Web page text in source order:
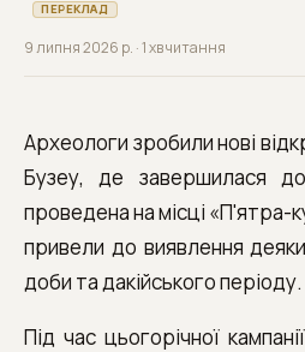
ПЕРЕКЛАД
9 липня 2026 р. · 1 хв читання
Археологи зробили нові
Бузеу, де завершилася
проведена на місці «П'ятра-
привели до виявлення
доби та дакійського періоду.
Під час цьогорічної